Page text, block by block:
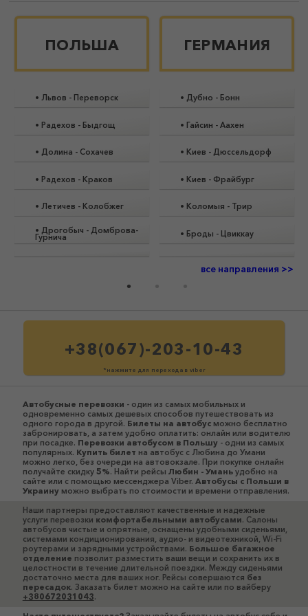
ПОЛЬША
• Львов - Переворск
• Радехов - Быдгощ
• Долина - Сохачев
• Радехов - Краков
• Летичев - Колобжег
• Дрогобыч - Домброва-
Гурнича
ГЕРМАНИЯ
• Дубно - Бонн
• Гайсин - Аахен
• Киев - Дюссельдорф
• Киев - Фрайбург
• Коломыя - Трир
• Броды - Цвиккау
все направления >>
+38(067)-203-10-43
*нажмите для перехода в viber
Автобусные перевозки - один из самых мобильных и
одновременно самых дешевых способов путешествовать из
одного города в другой. Билеты на автобусможно бесплатно
забронировать, а затем удобно оплатить: онлайн или водителю
при посадке. Перевозки автобусом в Польшу- одни из самых
популярных. Купить билет на автобус с Любина до Умани
можно легко, без очереди на автовокзале. При покупке онлайн
получайте скидку 5%. Найти рейсы Любин - Уманьудобно на
сайте или с помощью мессенджера Viber. Автобусы c Польши в
Украинуможно выбрать по стоимости и времени отправления.
Наши партнеры предоставляют качественные и надежные
услуги перевозки комфортабельными автобусами. Салоны
автобусов чистые и опрятные, оснащены удобными сиденьями,
системами кондиционирования, аудио- и видеотехникой, Wi-Fi
роутерами и зарядными устройствами. Большое багажное
отделение позволит разместить ваши вещи и сохранить их в
целостности в течение длительной поездки. Между сиденьями
достаточно места для ваших ног. Рейсы совершаются без
пересадок. Заказать билет можно на сайте или по вайберу
+380672031043.